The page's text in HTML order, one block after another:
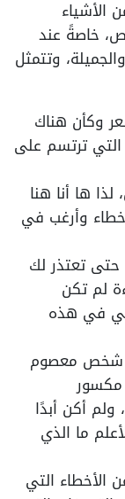
الأشياء
خاصةً عند
وتتمثل
وكأن هناك
ترتسم على
ها أنا هنا
وأرغب في
حتى تعتذر لك
لم تكن
في هذه
شخص معصوم
مكسور
أكن أبدًا
ما الذي
الأخطاء التي